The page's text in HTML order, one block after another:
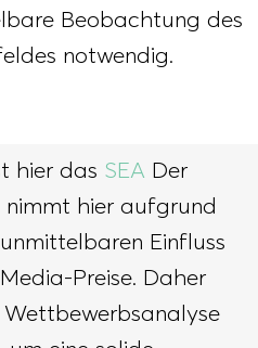
Beobachtung des
notwendig.
hier das SEA Der
hier aufgrund
Einfluss
Preise. Daher